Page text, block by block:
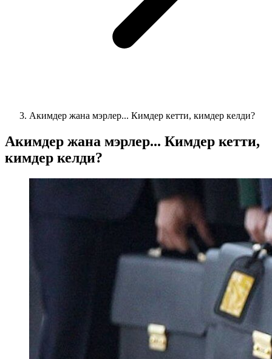
Акимдер жана мэрлер... Кимдер кетти, кимдер келди?
Акимдер жана мэрлер... Кимдер кетти,
кимдер келди?